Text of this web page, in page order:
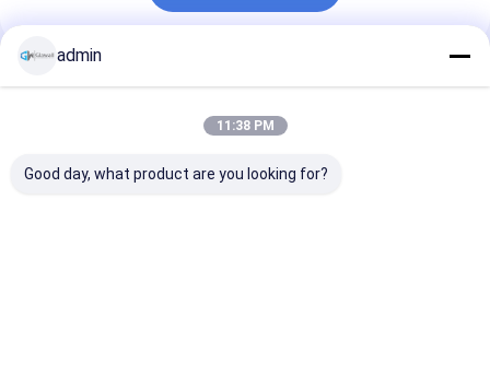
প্রস্তাবিত পণ্য
admin
11:38 PM
Good day, what product are you looking for?